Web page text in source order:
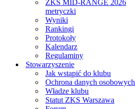
ZKS MID-RANGE 2026
metryczki
Wyniki
Rankingi
Protokoły
Kalendarz
Regulaminy
Stowarzyszenie
Jak wstąpić do klubu
Ochrona danych osobowych
Władze klubu
Statut ZKS Warszawa